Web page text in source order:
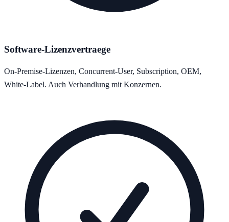
Software-Lizenzvertraege
On-Premise-Lizenzen, Concurrent-User, Subscription, OEM,
White-Label. Auch Verhandlung mit Konzernen.